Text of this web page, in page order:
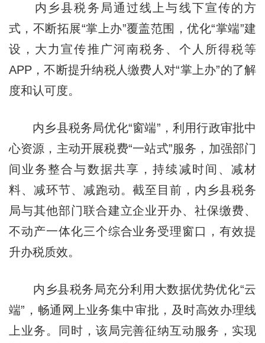
内乡县税务局通过线上与线下宣传的方
式，不断拓展“掌上办”覆盖范围，优化“掌端”建
设，大力宣传推广河南税务、个人所得税等
APP，不断提升纳税人缴费人对“掌上办”的了解
度和认可度。
内乡县税务局优化“窗端”，利用行政审批中
心资源，主动开展税费“一站式”服务，加强部门
间业务整合与数据共享，持续减时间、减材
料、减环节、减跑动。截至目前，内乡县税务
局与其他部门联合建立企业开办、社保缴费、
不动产一体化三个综合业务受理窗口，有效提
升办税质效。
内乡县税务局充分利用大数据优势优化“云
端”，畅通网上业务集中审批，及时高效办理线
上业务。同时，该局完善征纳互动服务，实现